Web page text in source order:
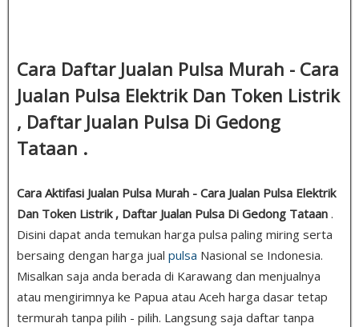
Cara Daftar Jualan Pulsa Murah - Cara
Jualan Pulsa Elektrik Dan Token Listrik
, Daftar Jualan Pulsa Di Gedong
Tataan .
Cara Aktifasi Jualan Pulsa Murah - Cara Jualan Pulsa Elektrik
Dan Token Listrik , Daftar Jualan Pulsa Di Gedong Tataan .
Disini dapat anda temukan harga pulsa paling miring serta
bersaing dengan harga jual pulsa Nasional se Indonesia.
Misalkan saja anda berada di Karawang dan menjualnya
atau mengirimnya ke Papua atau Aceh harga dasar tetap
termurah tanpa pilih - pilih. Langsung saja daftar tanpa